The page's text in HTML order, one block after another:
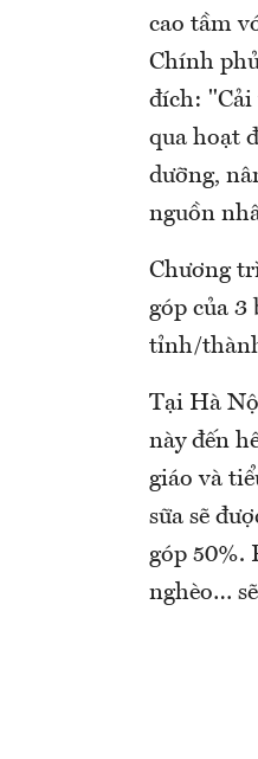
cao tầm
Chính
đích: "Cải
qua hoạt
dưỡng,
nguồn
Chương
góp của 3
tỉnh/
Tại Hà
này đến
giáo và
sữa sẽ
góp 50%.
nghèo…